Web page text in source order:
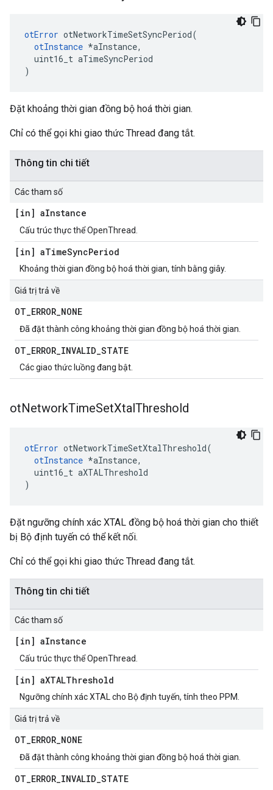
otError otNetworkTimeSetSyncPeriod(
otInstance *aInstance,
uint16_t aTimeSyncPeriod
)
Đặt khoảng thời gian đồng bộ hoá thời gian.
Chỉ có thể gọi khi giao thức Thread đang tắt.
Thông tin chi tiết
Các tham số
[in] aInstance
Cấu trúc thực thể OpenThread.
[in] aTimeSyncPeriod
Khoảng thời gian đồng bộ hoá thời gian, tính bằng giây.
Giá trị trả về
OT_ERROR_NONE
Đã đặt thành công khoảng thời gian đồng bộ hoá thời gian.
OT_ERROR_INVALID_STATE
Các giao thức luồng đang bật.
otNetworkTimeSetXtalThreshold
otError otNetworkTimeSetXtalThreshold(
otInstance *aInstance,
uint16_t aXTALThreshold
)
Đặt ngưỡng chính xác XTAL đồng bộ hoá thời gian cho thiết
bị Bộ định tuyến có thể kết nối.
Chỉ có thể gọi khi giao thức Thread đang tắt.
Thông tin chi tiết
Các tham số
[in] aInstance
Cấu trúc thực thể OpenThread.
[in] aXTALThreshold
Ngưỡng chính xác XTAL cho Bộ định tuyến, tính theo PPM.
Giá trị trả về
OT_ERROR_NONE
Đã đặt thành công khoảng thời gian đồng bộ hoá thời gian.
OT_ERROR_INVALID_STATE